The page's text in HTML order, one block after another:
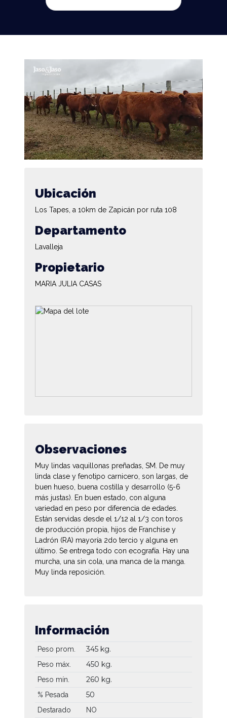
Ubicación
Los Tapes, a 10km de Zapicán por ruta 108
Departamento
Lavalleja
Propietario
MARIA JULIA CASAS
Observaciones
Muy lindas vaquillonas preñadas, SM. De muy
linda clase y fenotipo carnicero, son largas, de
buen hueso, buena costilla y desarrollo (5-6
más justas). En buen estado, con alguna
variedad en peso por diferencia de edades.
Están servidas desde el 1/12 al 1/3 con toros
de producción propia, hijos de Franchise y
Ladrón (RA) mayoría 2do tercio y alguna en
último. Se entrega todo con ecografía. Hay una
murcha, una sin cola, una manca de la manga.
Muy linda reposición.
Información
Peso prom. 345 kg.
Peso máx. 450 kg.
Peso mín. 260 kg.
% Pesada 50
Destarado NO